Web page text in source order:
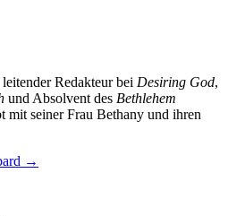
Redakteur bei Desiring God,
und Absolvent des Bethlehem
mit seiner Frau Bethany und ihren
→